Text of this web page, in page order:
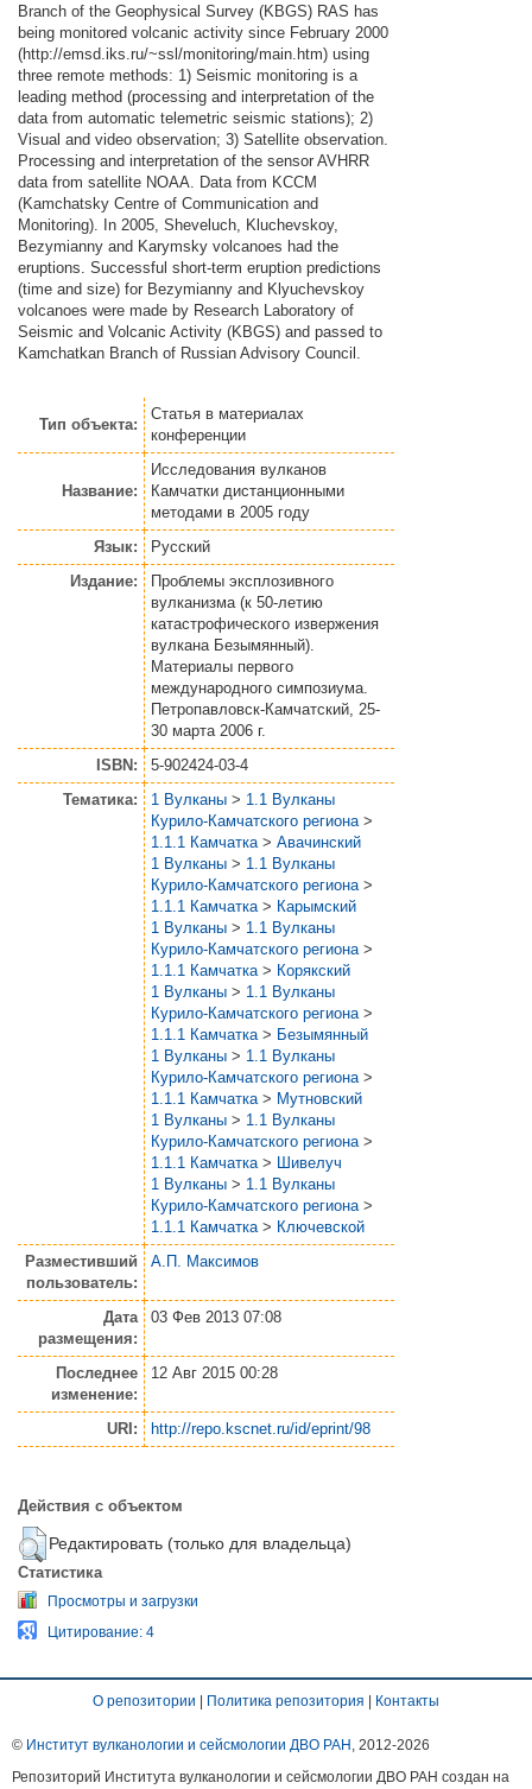
Branch of the Geophysical Survey (KBGS) RAS has
being monitored volcanic activity since February 2000
(http://emsd.iks.ru/~ssl/monitoring/main.htm) using
three remote methods: 1) Seismic monitoring is a
leading method (processing and interpretation of the
data from automatic telemetric seismic stations); 2)
Visual and video observation; 3) Satellite observation.
Processing and interpretation of the sensor AVHRR
data from satellite NOAA. Data from KCCM
(Kamchatsky Centre of Communication and
Monitoring). In 2005, Sheveluch, Kluchevskoy,
Bezymianny and Karymsky volcanoes had the
eruptions. Successful short-term eruption predictions
(time and size) for Bezymianny and Klyuchevskoy
volcanoes were made by Research Laboratory of
Seismic and Volcanic Activity (KBGS) and passed to
Kamchatkan Branch of Russian Advisory Council.
Тип объекта:
Статья в материалах
конференции
Название:
Исследования вулканов
Камчатки дистанционными
методами в 2005 году
Язык:
Русский
Издание:
Проблемы эксплозивного
вулканизма (к 50-летию
катастрофического извержения
вулкана Безымянный).
Материалы первого
международного симпозиума.
Петропавловск-Камчатский, 25-
30 марта 2006 г.
ISBN:
5-902424-03-4
Тематика:
1 Вулканы > 1.1 Вулканы
Курило-Камчатского региона >
1.1.1 Камчатка > Авачинский
1 Вулканы > 1.1 Вулканы
Курило-Камчатского региона >
1.1.1 Камчатка > Карымский
1 Вулканы > 1.1 Вулканы
Курило-Камчатского региона >
1.1.1 Камчатка > Корякский
1 Вулканы > 1.1 Вулканы
Курило-Камчатского региона >
1.1.1 Камчатка > Безымянный
1 Вулканы > 1.1 Вулканы
Курило-Камчатского региона >
1.1.1 Камчатка > Мутновский
1 Вулканы > 1.1 Вулканы
Курило-Камчатского региона >
1.1.1 Камчатка > Шивелуч
1 Вулканы > 1.1 Вулканы
Курило-Камчатского региона >
1.1.1 Камчатка > Ключевской
Разместивший
пользователь:
А.П. Максимов
Дата
размещения:
03 Фев 2013 07:08
Последнее
изменение:
12 Авг 2015 00:28
URI: http://repo.kscnet.ru/id/eprint/98
Действия с объектом
Редактировать (только для владельца)
Статистика
Просмотры и загрузки
Цитирование: 4
О репозитории | Политика репозитория | Контакты
© Институт вулканологии и сейсмологии ДВО РАН , 2012-2026
Репозиторий Института вулканологии и сейсмологии ДВО РАН создан на